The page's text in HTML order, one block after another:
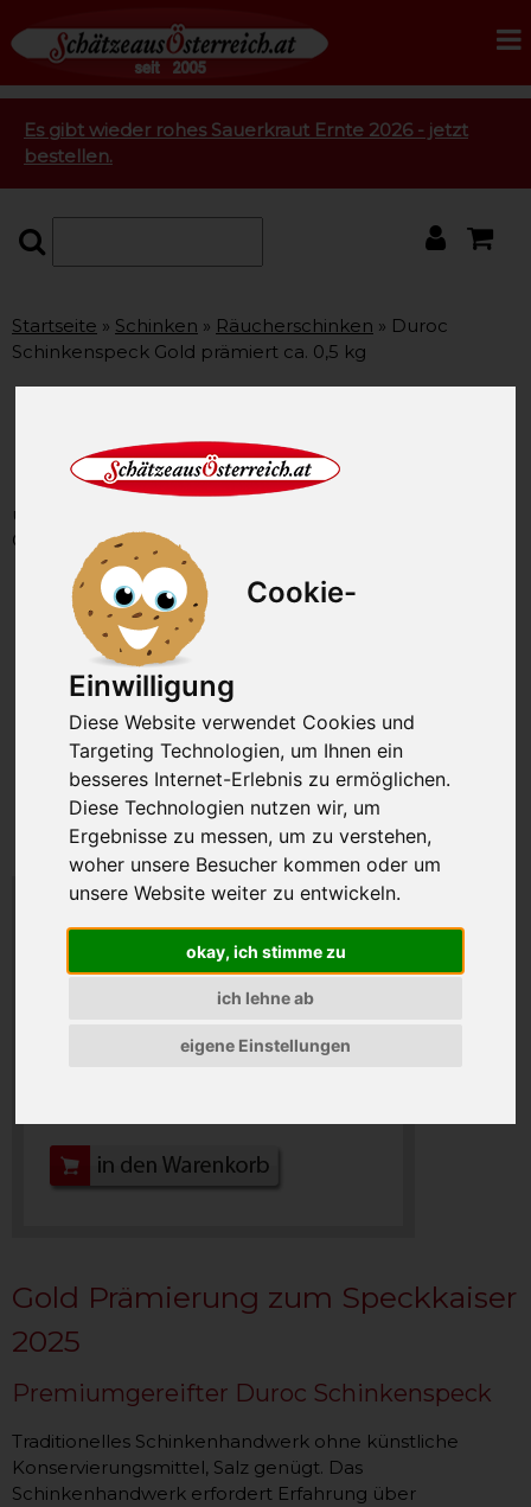
Cookie-
Einwilligung
Diese Website verwendet Cookies und
Targeting Technologien, um Ihnen ein
besseres Internet-Erlebnis zu ermöglichen.
Diese Technologien nutzen wir, um
Ergebnisse zu messen, um zu verstehen,
woher unsere Besucher kommen oder um
unsere Website weiter zu entwickeln.
okay, ich stimme zu
ich lehne ab
eigene Einstellungen
Es gibt wieder rohes Sauerkraut Ernte 2026 - jetzt
bestellen.
Startseite Schinken Räucherschinken
Duroc
Schinkenspeck Gold prämiert ca. 0,5 kg
prämiert ca. 0,5 kg
unsere Artikel-Nummer: SAO2944
Gewicht: 500g
Preis inkl. MwSt., zzgl. VSK
Versand jeden Mittwoch
Gold Prämierung zum Speckkaiser
2025
Premiumgereifter Duroc Schinkenspeck
Traditionelles Schinkenhandwerk ohne künstliche
Konservierungsmittel, Salz genügt. Das
Schinkenhandwerk erfordert Erfahrung über